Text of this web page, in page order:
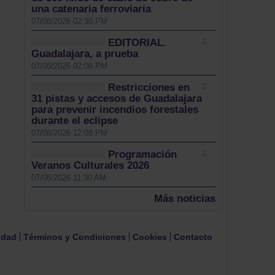
una catenaria ferroviaria
07/08/2026 02:30 PM
EDITORIAL.
Guadalajara, a prueba
07/08/2026 02:08 PM
Restricciones en
31 pistas y accesos de Guadalajara
para prevenir incendios forestales
durante el eclipse
07/08/2026 12:08 PM
Programación
Veranos Culturales 2026
07/08/2026 11:30 AM
Más noticias
Términos y Condiciones Cookies Contacto